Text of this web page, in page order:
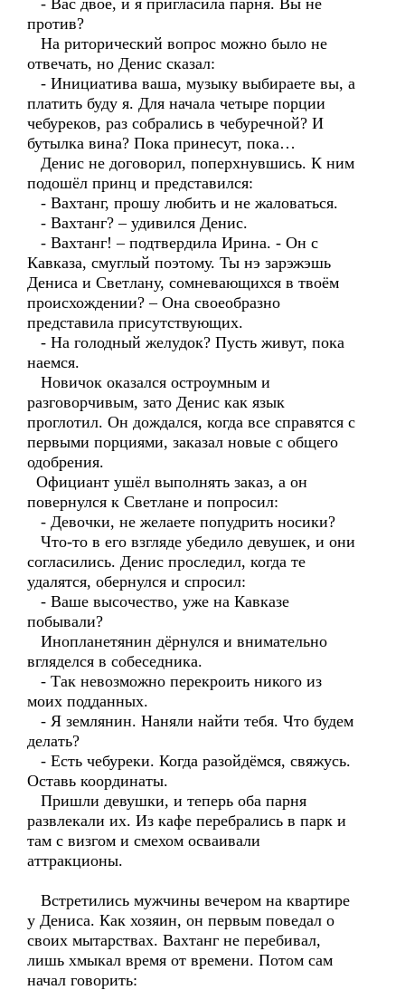
- Вас двое, и я пригласила парня. Вы не
против?
На риторический вопрос можно было не
отвечать, но Денис сказал:
- Инициатива ваша, музыку выбираете вы, а
платить буду я. Для начала четыре порции
чебуреков, раз собрались в чебуречной? И
бутылка вина? Пока принесут, пока…
Денис не договорил, поперхнувшись. К ним
подошёл принц и представился:
- Вахтанг, прошу любить и не жаловаться.
- Вахтанг? – удивился Денис.
- Вахтанг! – подтвердила Ирина. - Он с
Кавказа, смуглый поэтому. Ты нэ зарэжэшь
Дениса и Светлану, сомневающихся в твоём
происхождении? – Она своеобразно
представила присутствующих.
- На голодный желудок? Пусть живут, пока
наемся.
Новичок оказался остроумным и
разговорчивым, зато Денис как язык
проглотил. Он дождался, когда все справятся с
первыми порциями, заказал новые с общего
одобрения.
Официант ушёл выполнять заказ, а он
повернулся к Светлане и попросил:
- Девочки, не желаете попудрить носики?
Что-то в его взгляде убедило девушек, и они
согласились. Денис проследил, когда те
удалятся, обернулся и спросил:
- Ваше высочество, уже на Кавказе
побывали?
Инопланетянин дёрнулся и внимательно
вгляделся в собеседника.
- Так невозможно перекроить никого из
моих подданных.
- Я землянин. Наняли найти тебя. Что будем
делать?
- Есть чебуреки. Когда разойдёмся, свяжусь.
Оставь координаты.
Пришли девушки, и теперь оба парня
развлекали их. Из кафе перебрались в парк и
там с визгом и смехом осваивали
аттракционы.
Встретились мужчины вечером на квартире
у Дениса. Как хозяин, он первым поведал о
своих мытарствах. Вахтанг не перебивал,
лишь хмыкал время от времени. Потом сам
начал говорить: